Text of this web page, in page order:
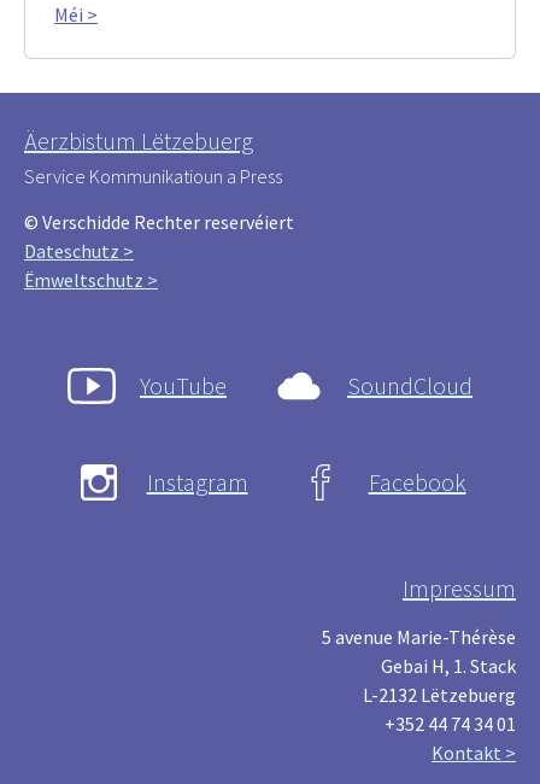
Méi >
Äerzbistum Lëtzebuerg
Service Kommunikatioun a Press
© Verschidde Rechter reservéiert
Dateschutz >
Ëmweltschutz >
YouTube SoundCloud
Instagram Facebook
Impressum
5 avenue Marie-Thérèse
Gebai H, 1. Stack
L-2132 Lëtzebuerg
+352 44 74 34 01
Kontakt >